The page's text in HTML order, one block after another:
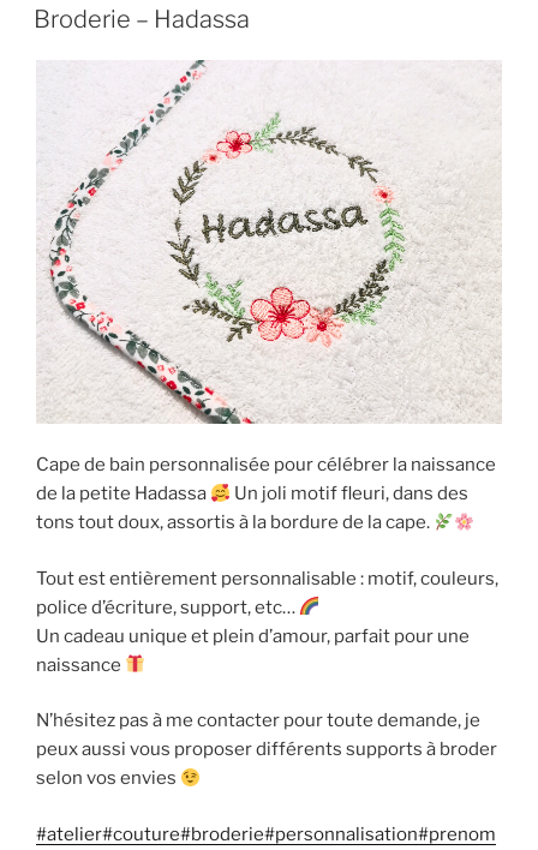
LE
Broderie – Hadassa
Cape de bain personnalisée pour célébrer la naissance
de la petite Hadassa
Un joli motif fleuri, dans des
tons tout doux, assortis à la bordure de la cape.
Tout est entièrement personnalisable : motif, couleurs,
police d’écriture, support, etc…
Un cadeau unique et plein d’amour, parfait pour une
naissance
N’hésitez pas à me contacter pour toute demande, je
peux aussi vous proposer différents supports à broder
selon vos envies
#atelier#couture#broderie#personnalisation#prenom